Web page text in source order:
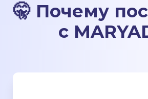
🤫 Почему
с